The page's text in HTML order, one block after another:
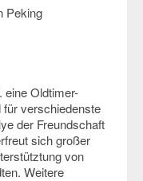
eine Oldtimer-
für verschiedenste
der Freundschaft
sich großer
von
Weitere